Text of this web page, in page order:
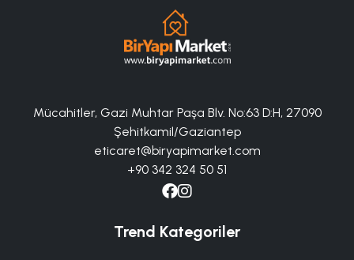
Mücahitler, Gazi Muhtar Paşa Blv. No:63 D:H, 27090
Şehitkamil/Gaziantep
eticaret@biryapimarket.com
+90 342 324 50 51
Trend Kategoriler